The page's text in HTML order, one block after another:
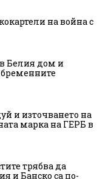
на война с
Белия дом и
и източването на
марка на ГЕРБ в
трябва да
и Банско са по-